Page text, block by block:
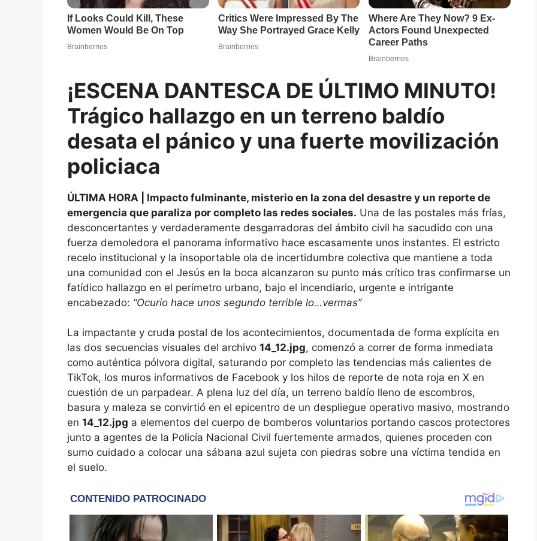
¡ESCENA DANTESCA DE ÚLTIMO MINUTO!
Trágico hallazgo en un terreno baldío
desata el pánico y una fuerte movilización
policiaca
ÚLTIMA HORA | Impacto fulminante, misterio en la zona del desastre y un reporte de
emergencia que paraliza por completo las redes sociales. Una de las postales más frías,
desconcertantes y verdaderamente desgarradoras del ámbito civil ha sacudido con una
fuerza demoledora el panorama informativo hace escasamente unos instantes. El estricto
recelo institucional y la insoportable ola de incertidumbre colectiva que mantiene a toda
una comunidad con el Jesús en la boca alcanzaron su punto más crítico tras confirmarse un
fatídico hallazgo en el perímetro urbano, bajo el incendiario, urgente e intrigante
encabezado: “Ocurio hace unos segundo terrible lo…vermas”
La impactante y cruda postal de los acontecimientos, documentada de forma explícita en
las dos secuencias visuales del archivo 14_12.jpg, comenzó a correr de forma inmediata
como auténtica pólvora digital, saturando por completo las tendencias más calientes de
TikTok, los muros informativos de Facebook y los hilos de reporte de nota roja en X en
cuestión de un parpadear. A plena luz del día, un terreno baldío lleno de escombros,
basura y maleza se convirtió en el epicentro de un despliegue operativo masivo, mostrando
en 14_12.jpg a elementos del cuerpo de bomberos voluntarios portando cascos protectores
junto a agentes de la Policía Nacional Civil fuertemente armados, quienes proceden con
sumo cuidado a colocar una sábana azul sujeta con piedras sobre una víctima tendida en
el suelo.